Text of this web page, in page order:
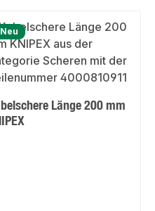
Neu
Länge 200 mm